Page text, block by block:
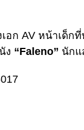
เอก AV หน้าเด็
ง “Faleno” นักแ